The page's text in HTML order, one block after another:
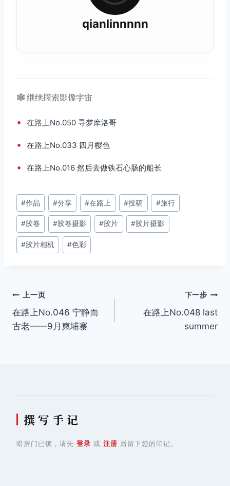
qianlinnnnn
🕸️ 继续探索影像宇宙
• 在路上No.050 寻梦摩洛哥
• 在路上No.033 四月樱色
• 在路上No.016 然后去做铁石心肠的船长
文
章
标
签：
#作品 #分享 #在路上 #投稿 #旅行
#胶卷 #胶卷摄影 #胶片 #胶片摄影
#胶片相机 #色彩
文
章
上一页
在路上No.046 宁静而
古老——9月柬埔寨
下一步
在路上No.048 last
summer
撰 写 手 记
暗房门已锁，请先 登录 或 注册 后留下您的印记。